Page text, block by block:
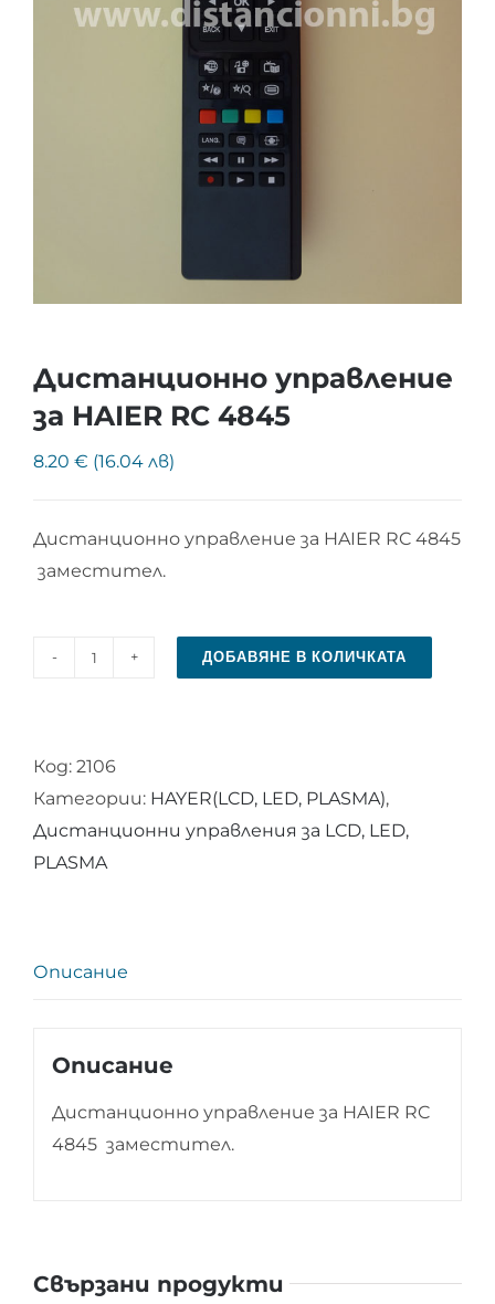
Дистанционно управление
за HAIER RC 4845
8.20 € (16.04 лв)
Дистанционно управление за HAIER RC 4845
заместител.
количество
управление
за
HAIER
RC
ДОБАВЯНЕ В КОЛИЧКАТА
Код: 2106
Категории: HAYER(LCD, LED, PLASMA),
Дистанционни управления за LCD, LED,
PLASMA
Описание
Описание
Дистанционно управление за HAIER RC
4845 заместител.
Свързани продукти